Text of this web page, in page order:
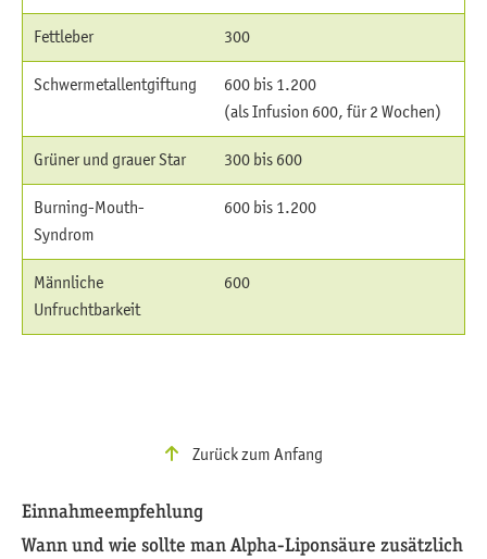
Fettleber 300
Schwermetallentgiftung
600 bis 1.200
(als Infusion 600, für 2 Wochen)
Grüner und grauer Star 300 bis 600
Burning-Mouth-
Syndrom
600 bis 1.200
Männliche
Unfruchtbarkeit
600
Zurück zum Anfang
Einnahmeempfehlung
Wann und wie sollte man Alpha-Liponsäure zusätzlich